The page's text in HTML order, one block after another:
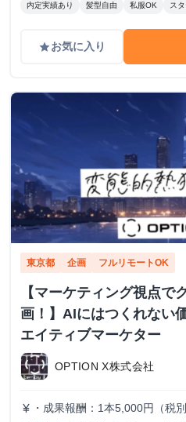
内定実績あり 髪型自由 私服OK ス
gradeお気に入り
東京都 企画 フルリモートOK
【マーケティング視点で
画！】AIにはつくれない
エイティブマーケター
OPTION X株式会社
currency_yen ・成果報酬：1本5,000円（税